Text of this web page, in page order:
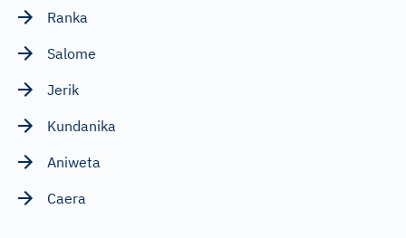
Ranka
Salome
Jerik
Kundanika
Aniweta
Caera